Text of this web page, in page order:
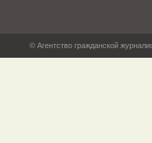
© Агентство гражданской